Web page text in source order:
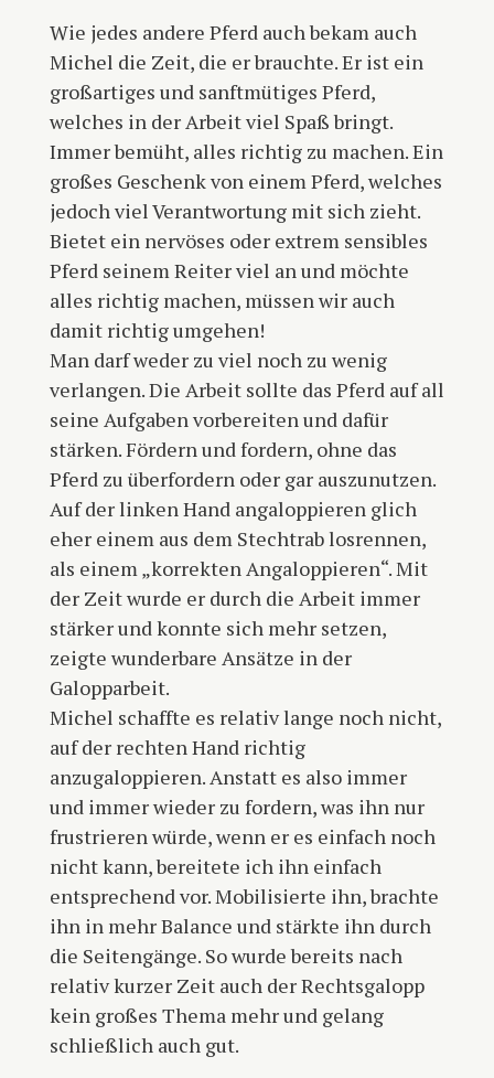
Wie jedes andere Pferd auch bekam auch
Michel die Zeit, die er brauchte. Er ist ein
großartiges und sanftmütiges Pferd,
welches in der Arbeit viel Spaß bringt.
Immer bemüht, alles richtig zu machen. Ein
großes Geschenk von einem Pferd, welches
jedoch viel Verantwortung mit sich zieht.
Bietet ein nervöses oder extrem sensibles
Pferd seinem Reiter viel an und möchte
alles richtig machen, müssen wir auch
damit richtig umgehen!
Man darf weder zu viel noch zu wenig
verlangen. Die Arbeit sollte das Pferd auf all
seine Aufgaben vorbereiten und dafür
stärken. Fördern und fordern, ohne das
Pferd zu überfordern oder gar auszunutzen.
Auf der linken Hand angaloppieren glich
eher einem aus dem Stechtrab losrennen,
als einem „korrekten Angaloppieren“. Mit
der Zeit wurde er durch die Arbeit immer
stärker und konnte sich mehr setzen,
zeigte wunderbare Ansätze in der
Galopparbeit.
Michel schaffte es relativ lange noch nicht,
auf der rechten Hand richtig
anzugaloppieren. Anstatt es also immer
und immer wieder zu fordern, was ihn nur
frustrieren würde, wenn er es einfach noch
nicht kann, bereitete ich ihn einfach
entsprechend vor. Mobilisierte ihn, brachte
ihn in mehr Balance und stärkte ihn durch
die Seitengänge. So wurde bereits nach
relativ kurzer Zeit auch der Rechtsgalopp
kein großes Thema mehr und gelang
schließlich auch gut.